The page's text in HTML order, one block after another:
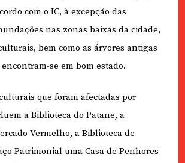
com o IC, à excepção das
nas zonas baixas da cidade,
bem como as árvores antigas
se em bom estado.
que foram afectadas por
a Biblioteca do Patane, a
Vermelho, a Biblioteca de
Patrimonial uma Casa de Penhores